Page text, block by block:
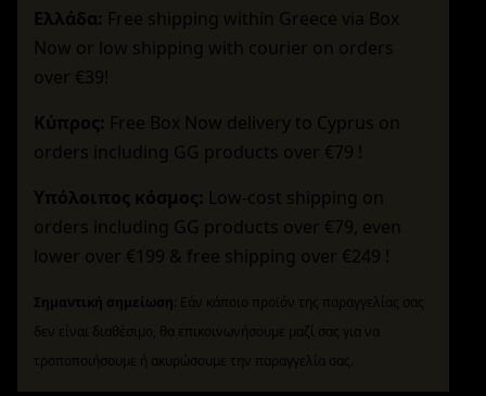
Ελλάδα: Free shipping within Greece via Box
Now or low shipping with courier on orders
over €39!
Κύπρος: Free Box Now delivery to Cyprus on
orders including GG products over €79 !
Υπόλοιπος κόσμος: Low-cost shipping on
orders including GG products over €79, even
lower over €199 & free shipping over €249 !
Σημαντική σημείωση: Εάν κάποιο προϊόν της παραγγελίας σας
δεν είναι διαθέσιμο, θα επικοινωνήσουμε μαζί σας για να
τροποποιήσουμε ή ακυρώσουμε την παραγγελία σας.